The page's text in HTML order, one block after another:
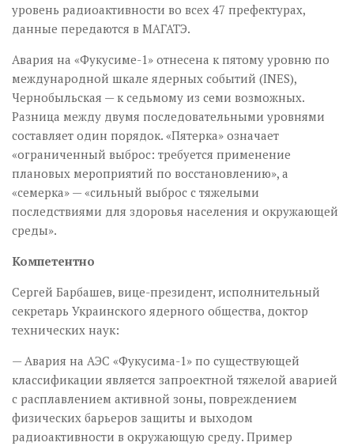
уровень радиоактивности во всех 47 префектурах,
данные передаются в МАГАТЭ.
Авария на «Фукусиме-1» отнесена к пятому уровню по
международной шкале ядерных событий (INES),
Чернобыльская — к седьмому из семи возможных.
Разница между двумя последовательными уровнями
составляет один порядок. «Пятерка» означает
«ограниченный выброс: требуется применение
плановых мероприятий по восстановлению», а
«семерка» — «сильный выброс с тяжелыми
последствиями для здоровья населения и окружающей
среды».
Компетентно
Сергей Барбашев, вице-президент, исполнительный
секретарь Украинского ядерного общества, доктор
технических наук:
— Авария на АЭС «Фукусима-1» по существующей
классификации является запроектной тяжелой аварией
с расплавлением активной зоны, повреждением
физических барьеров защиты и выходом
радиоактивности в окружающую среду. Пример